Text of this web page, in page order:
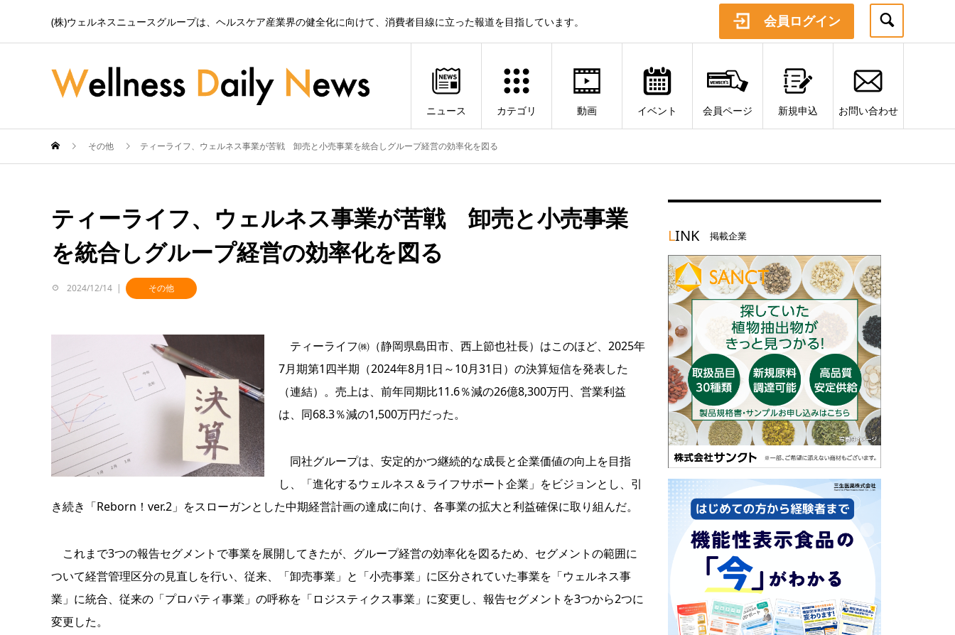
(株)ウェルネスニュースグループは、ヘルスケア産業界の健全化に向けて、消費者目線に立った報道を目指しています。 会員ログイン
ニュース カテゴリ 動画 イベント 会員ページ 新規申込 お問い合わせ
その他 ティーライフ、ウェルネス事業が苦戦 卸売と小売事業を統合しグループ経営の効率化を図る
ティーライフ、ウェルネス事業が苦戦 卸売と小売事業
を統合しグループ経営の効率化を図る
2024/12/14 その他
ティーライフ㈱（静岡県島田市、西上節也社長）はこのほど、2025年
7月期第1四半期（2024年8月1日～10月31日）の決算短信を発表した
（連結）。売上は、前年同期比11.6％減の26億8,300万円、営業利益
は、同68.3％減の1,500万円だった。
同社グループは、安定的かつ継続的な成長と企業価値の向上を目指
し、「進化するウェルネス＆ライフサポート企業」をビジョンとし、引
き続き「Reborn！ver.2」をスローガンとした中期経営計画の達成に向け、各事業の拡大と利益確保に取り組んだ。
これまで3つの報告セグメントで事業を展開してきたが、グループ経営の効率化を図るため、セグメントの範囲に
ついて経営管理区分の見直しを行い、従来、「卸売事業」と「小売事業」に区分されていた事業を「ウェルネス事
業」に統合、従来の「プロパティ事業」の呼称を「ロジスティクス事業」に変更し、報告セグメントを3つから2つに
変更した。
LINK 掲載企業